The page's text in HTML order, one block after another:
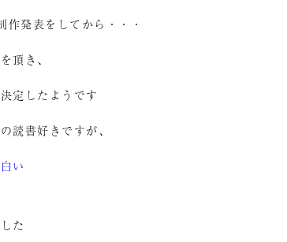
作発表をしてから・・・
頂き、
定したようです
読書好きですが、
い
た